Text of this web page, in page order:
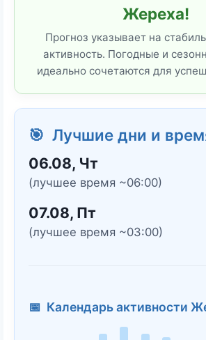
Жереха!
Прогноз указывает на
активность. Погодные и
идеально сочетаются для
🎯 Лучшие дни и
06.08, Чт
(лучшее время ~06:00)
07.08, Пт
(лучшее время ~03:00)
📅 Календарь активности